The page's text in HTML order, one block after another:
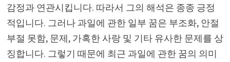
감정과 연관시킵니다. 따라서 그의 해석은 종종 긍정
적입니다. 그러나 과일에 관한 일부 꿈은 부조화, 안절
부절 못함, 문제, 가혹한 사랑 및 기타 유사한 문제를 상
징합니다. 그렇기 때문에 최근 과일에 관한 꿈의 의미